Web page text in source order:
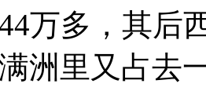
万多，其后
洲里又占去